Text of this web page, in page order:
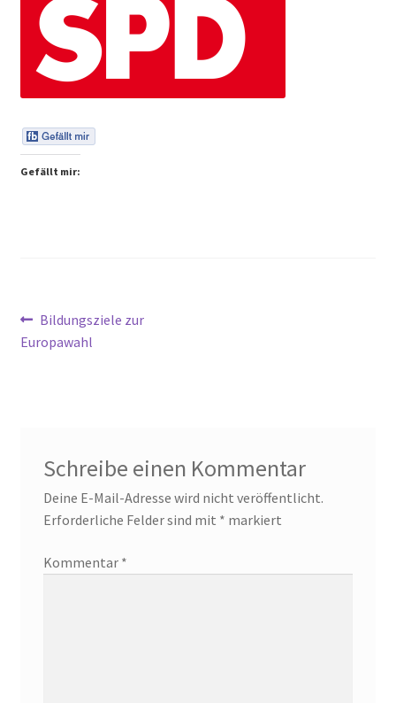
Peps Gedanken
Talks & Tratsch
Gefällt mir:
Beitragsnavigation
Vorheriger
Beitrag:
Bildungsziele zur
Europawahl
Schreibe einen Kommentar
Deine E-Mail-Adresse wird nicht veröffentlicht.
Erforderliche Felder sind mit * markiert
Kommentar *